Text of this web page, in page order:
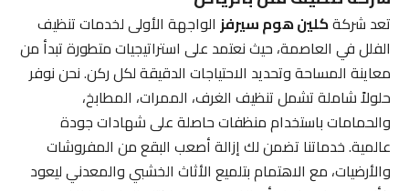
تعد شركةكلين هوم سيرفزالواجهة الأولى لخدمات تنظيف
الفلل في العاصمة، حيث نعتمد على استراتيجيات متطورة تبدأ من
معاينة المساحة وتحديد الاحتياجات الدقيقة لكل ركن. نحن نوفر
حلولاً شاملة تشمل تنظيف الغرف، الممرات، المطابخ،
والحمامات باستخدام منظفات حاصلة على شهادات جودة
عالمية. خدماتنا تضمن لك إزالة أصعب البقع من المفروشات
والأرضيات، مع الاهتمام بتلميع الأثاث الخشبي والمعدني ليعود